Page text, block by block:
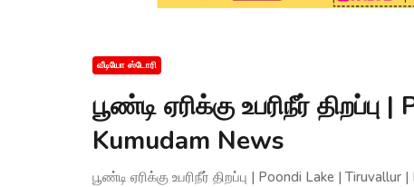
வீடியோ ஸ்டோரி
பூண்டி ஏரிக்கு உபரிநீர்
Kumudam News
பூண்டி ஏரிக்கு உபரிநீர் திறப்பு | Poondi Lake |